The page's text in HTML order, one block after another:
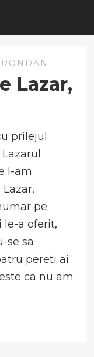
Lazar,
prilejul
l-am
pe
a oferit,
se sa
pereti ai
ca nu am